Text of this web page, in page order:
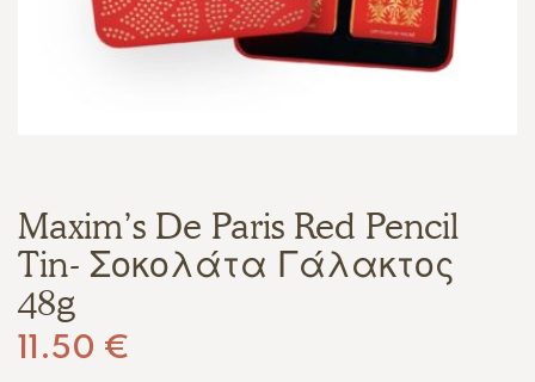
Maxim’s De Paris Red Pencil
Tin- Σοκολάτα Γάλακτος
48g
11.50 €